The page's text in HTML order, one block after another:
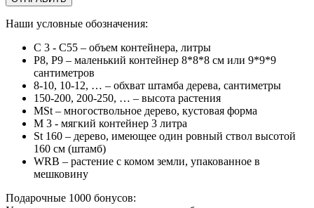
Наши условные обозначения:
C 3 - C55 – объем контейнера, литры
Р8, Р9 – маленький контейнер 8*8*8 см или 9*9*9
сантиметров
8-10, 10-12, … – обхват штамба дерева, сантиметры
150-200, 200-250, … – высота растения
MSt – многоствольное дерево, кустовая форма
М 3 - мягкий контейнер 3 литра
St 160 – дерево, имеющее один ровный ствол высотой
160 см (штамб)
WRB – растение с комом земли, упакованное в
мешковину
Подарочные 1000 бонусов: